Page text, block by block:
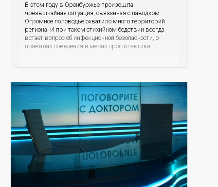
В этом году в Оренбуржье произошла
чрезвычайная ситуация, связанная с паводком.
Огромное половодье охватило много территорий
региона. И при таком стихийном бедствии всегда
встает вопрос об инфекционной безопасности, о
правилах поведения и мерах профилактики